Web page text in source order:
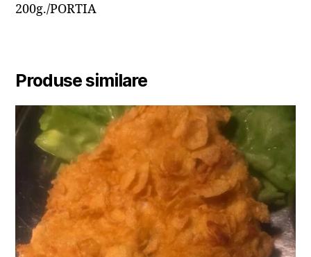
200g./PORTIA
Produse similare